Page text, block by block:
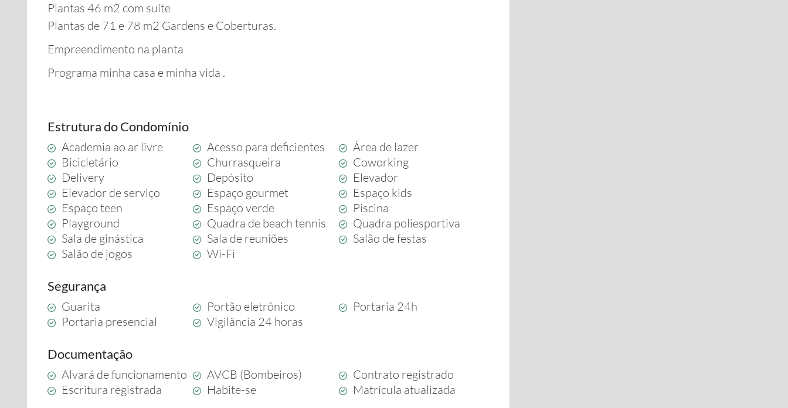
Plantas 46 m2 com suíte
Plantas de 71 e 78 m2 Gardens e Coberturas.
Empreendimento na planta
Programa minha casa e minha vida .
Estrutura do Condomínio
Academia ao ar livre Acesso para deficientes
Área de lazer
Bicicletário
Churrasqueira
Coworking
Delivery
Depósito
Elevador
Elevador de serviço
Espaço gourmet
Espaço kids
Espaço teen
Espaço verde
Piscina
Playground
Quadra de beach tennis
Quadra poliesportiva
Sala de ginástica
Sala de reuniões
Salão de festas
Salão de jogos
Wi-Fi
Segurança
Guarita Portão eletrônico
Portaria 24h
Portaria presencial
Vigilância 24 horas
Documentação
Alvará de funcionamento AVCB (Bombeiros)
Contrato registrado
Escritura registrada
Habite-se Matrícula atualizada